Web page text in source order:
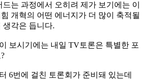
는 과정에서 오히려 제가 보기에는 이
개혁의 어떤 에너지가 더 많이 축적될
생각은 듭니다.
보시기에는 내일 TV토론은 특별한 포
6번에 걸친 토론회가 준비돼 있는데